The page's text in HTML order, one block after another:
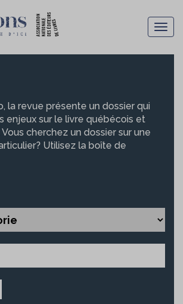
la revue présente un dossier qui
enjeux sur le livre québécois et
cherchez un dossier sur une
Utilisez la boîte de